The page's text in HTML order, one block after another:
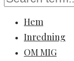
Hem
Inredning
OM MIG